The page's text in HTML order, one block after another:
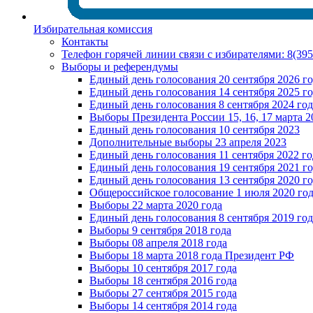
Избирательная комиссия
Контакты
Телефон горячей линии связи с избирателями:
Выборы и референдумы
Единый день голосования 20 сентября 2026
Единый день голосования 14 сентября 2025
Единый день голосования 8 сентября 2024
Выборы Президента России 15, 16, 17 марта
Единый день голосования 10 сентября 2023
Дополнительные выборы 23 апреля 2023
Единый день голосования 11 сентября 2022
Единый день голосования 19 сентября 2021
Единый день голосования 13 сентября 2020
Общероссийское голосование 1 июля 2020
Выборы 22 марта 2020 года
Единый день голосования 8 сентября 2019
Выборы 9 сентября 2018 года
Выборы 08 апреля 2018 года
Выборы 18 марта 2018 года Президент РФ
Выборы 10 сентября 2017 года
Выборы 18 сентября 2016 года
Выборы 27 сентября 2015 года
Выборы 14 сентября 2014 года